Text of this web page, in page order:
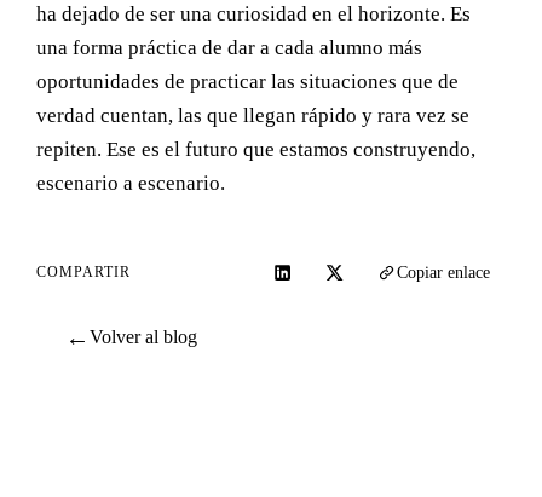
ha dejado de ser una curiosidad en el horizonte. Es
una forma práctica de dar a cada alumno más
oportunidades de practicar las situaciones que de
verdad cuentan, las que llegan rápido y rara vez se
repiten. Ese es el futuro que estamos construyendo,
escenario a escenario.
COMPARTIR Copiar enlace
←Volver al blog